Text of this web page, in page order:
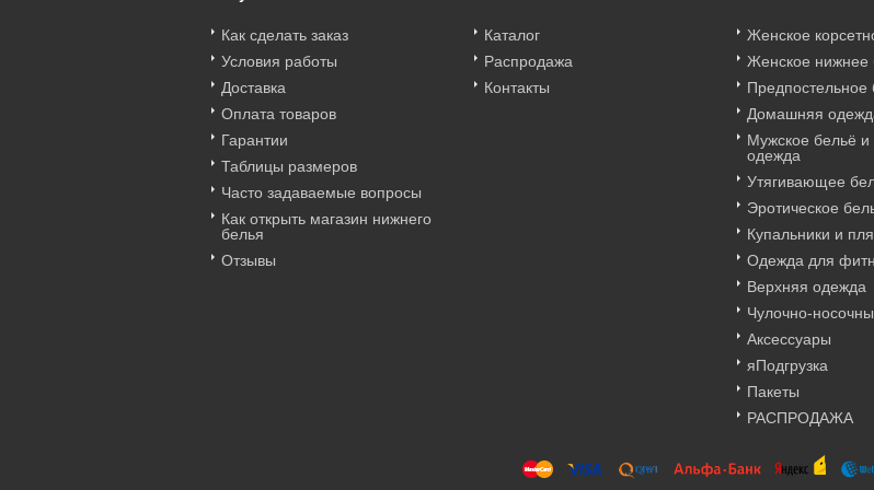
Как сделать заказ
Условия работы
Доставка
Оплата товаров
Гарантии
Таблицы размеров
Часто задаваемые вопросы
Как открыть магазин нижнего
белья
Отзывы
Каталог
Распродажа
Контакты
Женское
Женское нижнее
Предпостельное
Домашняя
Мужское бельё
одежда
Утягивающее
Эротическое
Купальники и
Одежда для
Верхняя одежда
Чулочно-
Аксессуары
яПодгрузка
Пакеты
РАСПРОДАЖА